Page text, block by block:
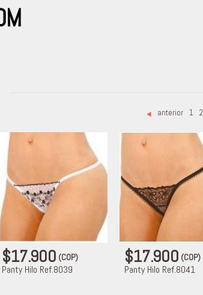
< anterior 1 2
$17.900(COP)
Panty Hilo Ref.8039
$17.900(COP)
Panty Hilo Ref.8041